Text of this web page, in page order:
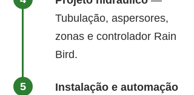
Tubulação, aspersores,
zonas e controlador Rain
Bird.
Instalação e automação